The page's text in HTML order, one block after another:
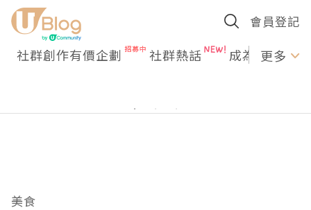
會員登記
社群創作有價企劃 社群熱話 成為U更多
美食